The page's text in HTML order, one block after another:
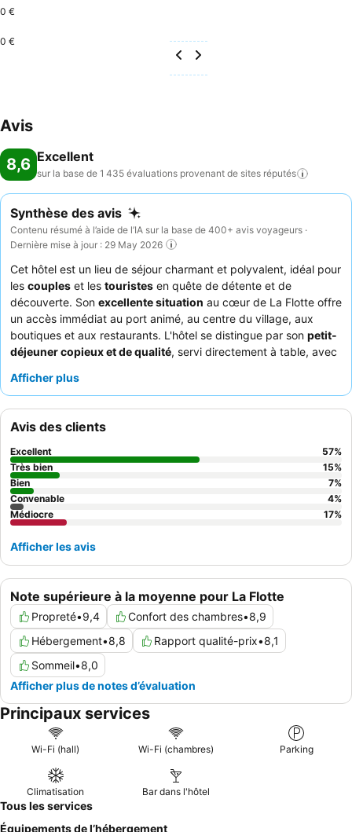
0 €
0 €
Avis
8,6 Excellent
sur la base de 1 435 évaluations provenant de sites réputés
Synthèse des avis
Contenu résumé à l’aide de l’IA sur la base de 400+ avis voyageurs ·
Dernière mise à jour : 29 May 2026
Cet hôtel est un lieu de séjour charmant et polyvalent, idéal pour
les couples et les touristes en quête de détente et de
découverte. Son excellente situation au cœur de La Flotte offre
un accès immédiat au port animé, au centre du village, aux
boutiques et aux restaurants. L'hôtel se distingue par son petit-
déjeuner copieux et de qualité, servi directement à table, avec
Les clients louent constamment le
positive. Pour ceux qui souhaitent profiter d'un paysage
pittoresque, il est fortement recommandé de demander une
chambre avec
Afficher plus
Note supérieure à la moyenne pour La Flotte
Propreté•9,4 Confort des chambres•8,9
Hébergement•8,8 Rapport qualité-prix•8,1
Sommeil•8,0
Afficher plus de notes d’évaluation
Avis des clients
Excellent 57%
Très bien
15%
Bien
7%
Convenable
4%
Médiocre
17%
Afficher les avis
Principaux services
Wi-Fi (hall) Wi-Fi (chambres) Parking
Climatisation Bar dans l'hôtel
Tous les services
Équipements de l’hébergement